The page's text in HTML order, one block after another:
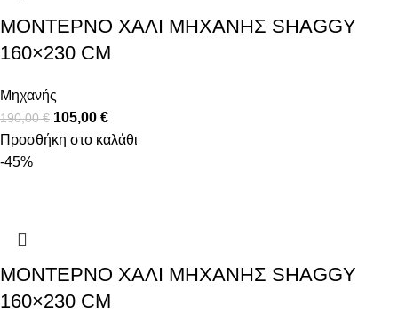
ΜΟΝΤΈΡΝΟ ΧΑΛΊ ΜΗΧΑΝΉΣ SHAGGY
160×230 CM
Μηχανής
190,00€ 105,00 €
Προσθήκη στο καλάθι
-45%
ΜΟΝΤΈΡΝΟ ΧΑΛΊ ΜΗΧΑΝΉΣ SHAGGY
160×230 CM